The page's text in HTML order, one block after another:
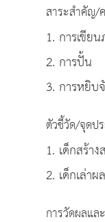
สาระสำคัญ/
1. การเขีย
2. การปั้น
3. การหยิบ
ตัวชี้วัด/จุดป
1. เด็กสร้า
2. เด็กเล่า
การวัดผลแ